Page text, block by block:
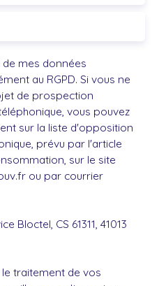
mes données
au RGPD. Si vous ne
de prospection
vous pouvez
sur la liste d'opposition
prévu par l'article
sur le site
ou par courrier
Bloctel, CS 61311, 41013
traitement de vos